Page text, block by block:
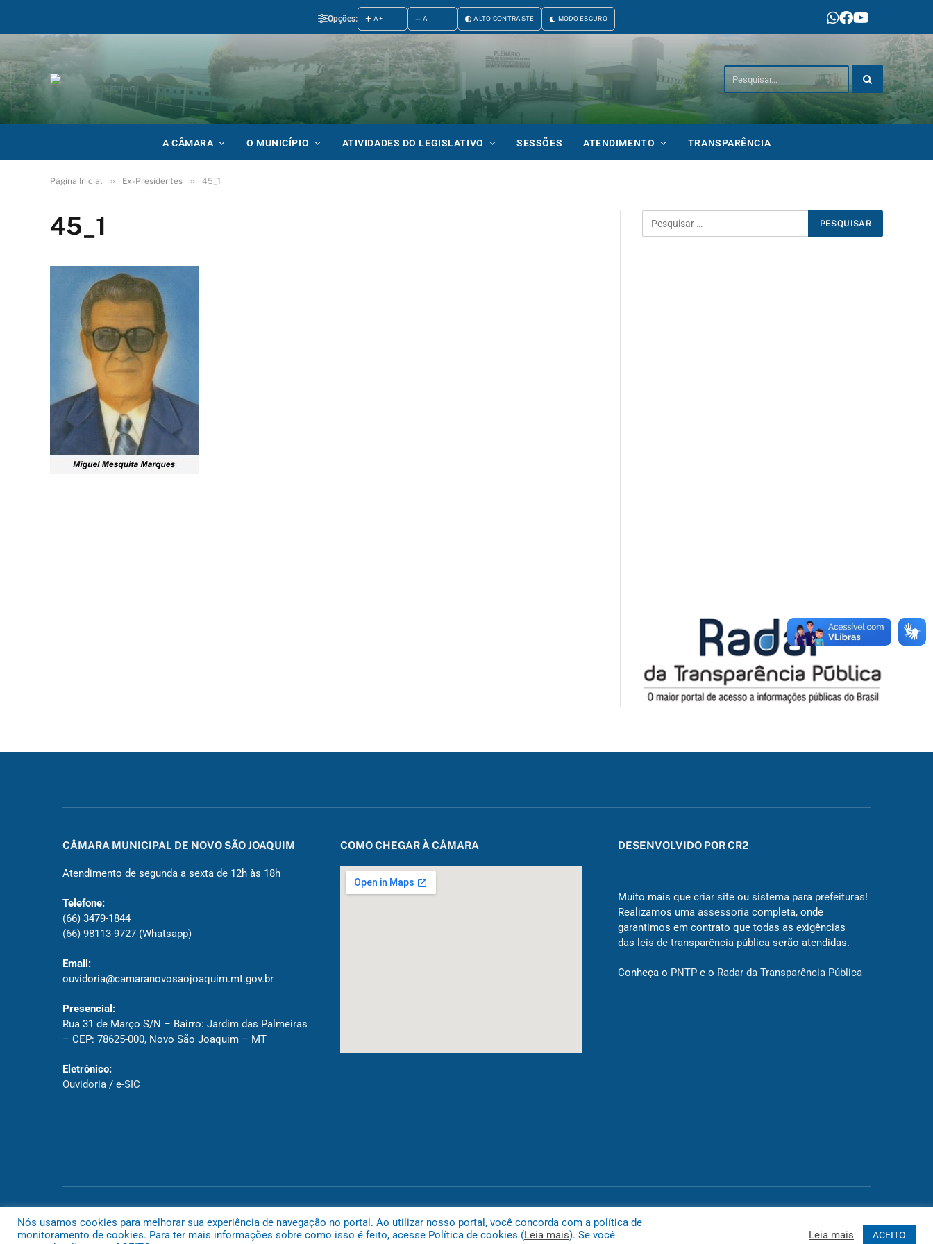
Opções: A+ A- ALTO CONTRASTE MODO ESCURO
A CÂMARA O MUNICÍPIO ATIVIDADES DO LEGISLATIVO SESSÕES ATENDIMENTO TRANSPARÊNCIA
Página Inicial » Ex-Presidentes » 45_1
45_1
CÂMARA MUNICIPAL DE NOVO SÃO JOAQUIM
Atendimento de segunda a sexta de 12h às 18h
Telefone:
(66) 3479-1844
(66) 98113-9727 (Whatsapp)
Email:
ouvidoria@camaranovosaojoaquim.mt.gov.br
Presencial:
Rua 31 de Março S/N – Bairro: Jardim das Palmeiras
– CEP: 78625-000, Novo São Joaquim – MT
Eletrônico:
Ouvidoria / e-SIC
COMO CHEGAR À CÂMARA DESENVOLVIDO POR CR2
Muito mais que criar siteou sistema para prefeituras!
Realizamos uma assessoria completa, onde
garantimos em contrato que todas as exigências
das leis de transparência pública serão atendidas.
Conheça o PNTPe o Radar da Transparência Pública
Nós usamos cookies para melhorar sua experiência de navegação no portal. Ao utilizar nosso portal, você concorda com a política de
monitoramento de cookies. Para ter mais informações sobre como isso é feito, acesse Política de cookies (Leia mais). Se você
Leia mais ACEITO